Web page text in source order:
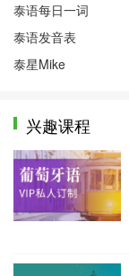
泰语每日一词
泰语发音表
泰星Mike
兴趣课程